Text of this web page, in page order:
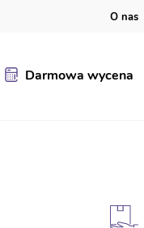
O nas
Darmowa wycena